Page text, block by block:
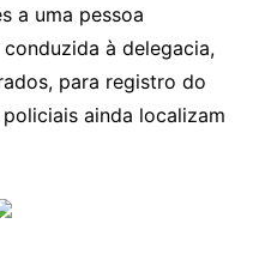
a uma pessoa
à delegacia,
para registro do
ainda localizam